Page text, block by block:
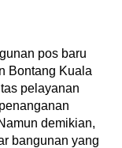
pos baru
Bontang Kuala
pelayanan
demikian,
bangunan yang